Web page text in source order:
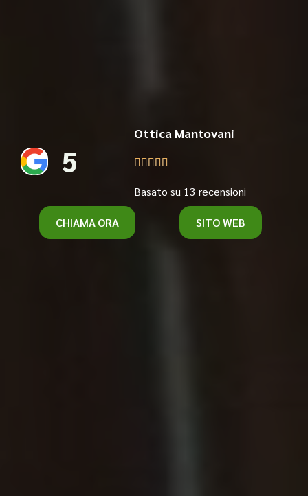
5
Ottica Mantovani
    
Basato su 13 recensioni
CHIAMA ORA SITO WEB